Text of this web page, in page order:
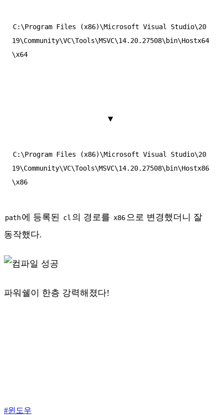
C:\Program Files (x86)\Microsoft Visual Studio\20
19\Community\VC\Tools\MSVC\14.20.27508\bin\Hostx64
▼
C:\Program Files (x86)\Microsoft Visual Studio\20
19\Community\VC\Tools\MSVC\14.20.27508\bin\Hostx86
path에 등록된 cl 의 경로를 x86 으로 변경했더니 잘
동작했다.
파워쉘이 한층 강력해졌다!
#윈도우